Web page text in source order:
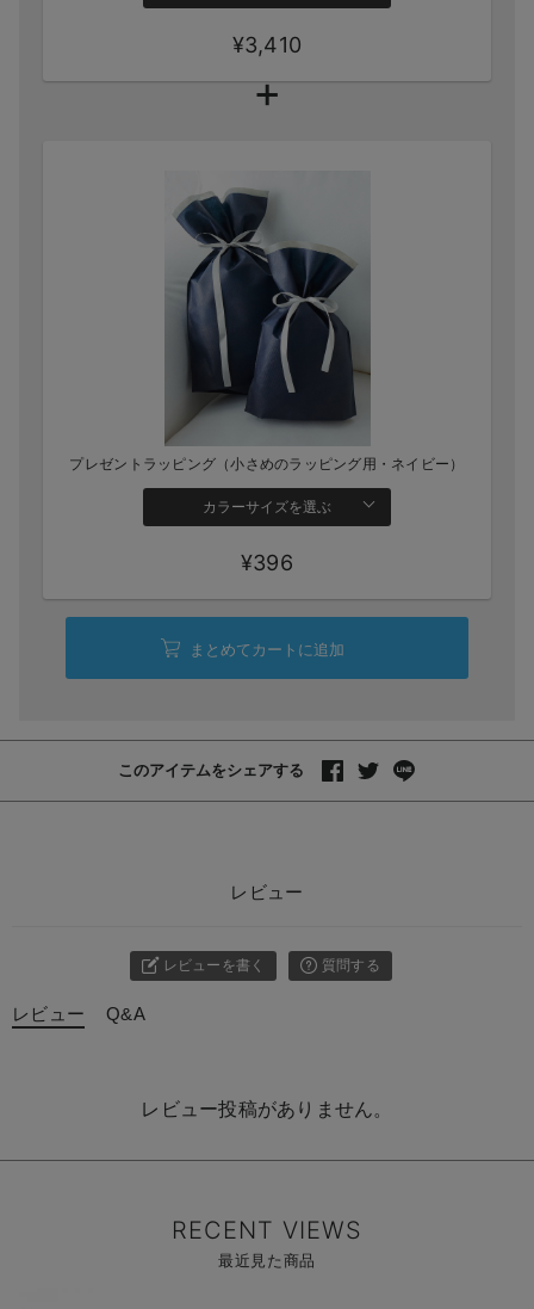
¥3,410
プレゼントラッピング（小さめのラッピング用・ネイビー）
カラーサイズを選ぶ
¥396
まとめてカートに追加
このアイテムをシェアする
レビュー
レビューを書く 質問する
レビュー Q&A
レビュー投稿がありません。
RECENT VIEWS
最近見た商品